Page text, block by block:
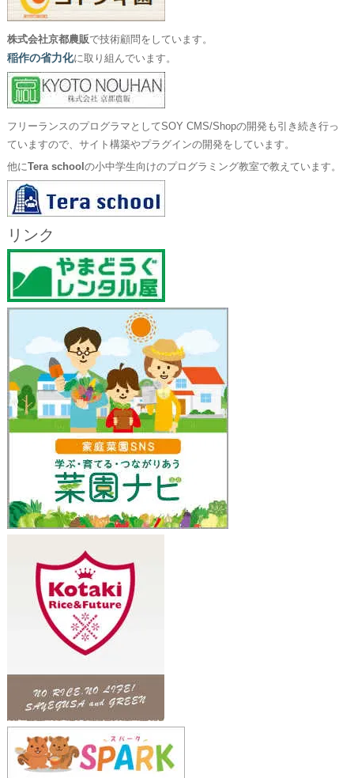
株式会社京都農販で技術顧問をしています。
稲作の省力化に取り組んでいます。
フリーランスのプログラマとしてSOY CMS/Shopの開発も引き続き行っ
ていますので、サイト構築やプラグインの開発をしています。
他にTera school の小中学生向けのプログラミング教室で教えています。
リンク